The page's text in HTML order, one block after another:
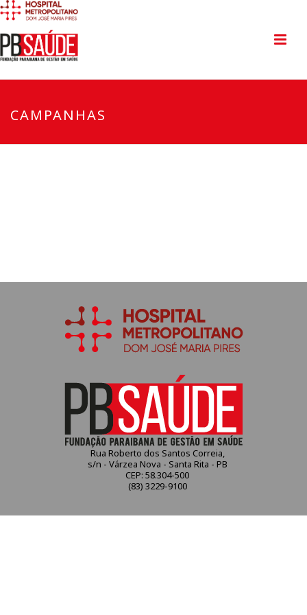
CAMPANHAS
Rua Roberto dos Santos Correia,
s/n - Várzea Nova - Santa Rita - PB
CEP: 58.304-500
(83) 3229-9100